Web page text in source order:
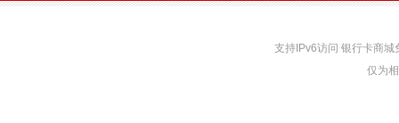
支持IPv6访问 银行卡商
仅为